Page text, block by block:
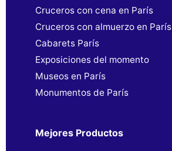
Cruceros con cena en París
Cruceros con almuerzo en París
Cabarets París
Exposiciones del momento
Museos en París
Monumentos de París
Mejores Productos